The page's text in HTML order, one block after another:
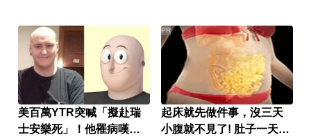
美百萬YTR突喊「擬赴瑞
士安樂死」！他罹病嘆：
起床就先做件事，沒三天
小腹就不見了! 肚子一天天
PR